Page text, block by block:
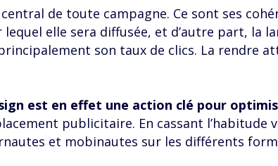
de toute campagne. Ce sont ses
lequel elle sera diffusée, et d’autre part, la
son taux de clics. La rendre
est en effet une action clé pour
publicitaire. En cassant l’habitude
et mobinautes sur les différents